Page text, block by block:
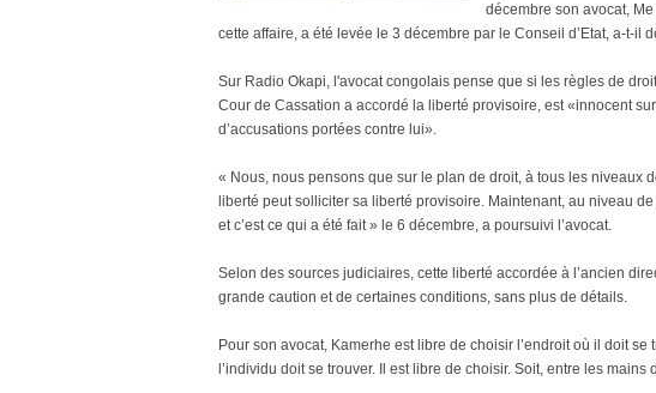
décembre son avocat,
cette affaire, a été levée le 3 décembre par le Conseil d’Etat, a-t-il
Sur Radio Okapi, l'avocat congolais pense que si les règles de
Cour de Cassation a accordé la liberté provisoire, est «innocent
d’accusations portées contre lui».
« Nous, nous pensons que sur le plan de droit, à tous les niveaux
liberté peut solliciter sa liberté provisoire. Maintenant, au niveau
et c’est ce qui a été fait » le 6 décembre, a poursuivi l’avocat.
Selon des sources judiciaires, cette liberté accordée à l’ancien
grande caution et de certaines conditions, sans plus de détails.
Pour son avocat, Kamerhe est libre de choisir l’endroit où il doit
l’individu doit se trouver. Il est libre de choisir. Soit, entre les